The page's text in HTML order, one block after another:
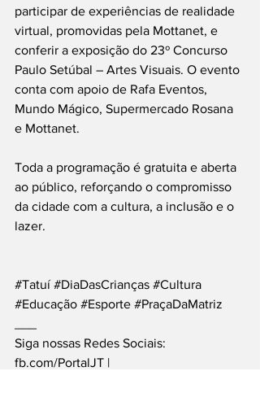
participar de experiências de realidade
virtual, promovidas pela Mottanet, e
conferir a exposição do 23º Concurso
Paulo Setúbal – Artes Visuais. O evento
conta com apoio de Rafa Eventos,
Mundo Mágico, Supermercado Rosana
e Mottanet.
Toda a programação é gratuita e aberta
ao público, reforçando o compromisso
da cidade com a cultura, a inclusão e o
lazer.
#Tatuí #DiaDasCrianças #Cultura
#Educação #Esporte #PraçaDaMatriz
Siga nossas Redes Sociais:
fb.com/PortalJT |